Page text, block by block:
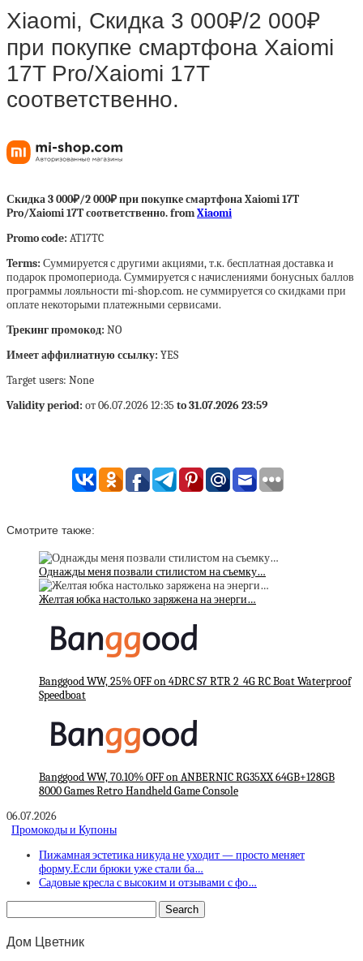
Xiaomi, Скидка 3 000₽/2 000₽
при покупке смартфона Xaiomi
17T Pro/Xaiomi 17T
соответственно.
Скидка 3 000₽/2 000₽ при покупке смартфона Xaiomi 17T
Pro/Xaiomi 17T соответственно. fromXiaomi
Promo code: AT17TC
Terms: Суммируется с другими акциями, т.к. бесплатная доставка и
подарок промопериода. Суммируется с начислениями бонусных баллов
программы лояльности mi-shop.com. не суммируется со скидками при
оплате некоторыми платежными сервисами.
Трекинг промокод: NO
Имеет аффилиатную ссылку: YES
Target users: None
Validity period: от 06.07.2026 12:35 to 31.07.2026 23:59
Смотрите также:
Однажды меня позвали стилистом на съемку…
Желтая юбка настолько заряжена на энерги…
Banggood WW, 25% OFF on 4DRC S7 RTR 2_4G RC Boat Waterproof
Speedboat
Banggood WW, 70.10% OFF on ANBERNIC RG35XX 64GB+128GB
8000 Games Retro Handheld Game Console
06.07.2026
Промокоды и Купоны
Пижамная эстетика никуда не уходит — просто меняет
форму.Если брюки уже стали ба…
Садовые кресла с высоким и отзывами с фо…
Дом Цветник